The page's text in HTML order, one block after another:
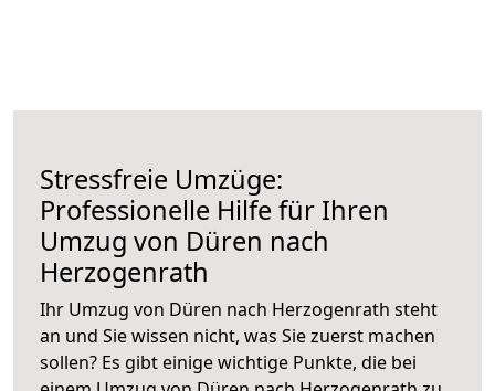
Stressfreie Umzüge:
Professionelle Hilfe für Ihren
Umzug von Düren nach
Herzogenrath
Ihr Umzug von Düren nach Herzogenrath steht
an und Sie wissen nicht, was Sie zuerst machen
sollen? Es gibt einige wichtige Punkte, die bei